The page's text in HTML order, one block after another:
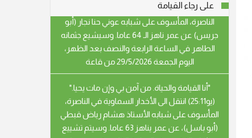
على رجاء القيامة
الطاهر في الساعة الرابعة والنصف بعد الظهر،
اليوم الجمعة 29/5/2026 من قاعة
"أنا القيامة والحياة. من آمن بي وإن مات يحيا."
(يو25:11) انتقل الى الأخدار السماوية في الناصرة،
المأسوف على شبابه الأستاذ هشام رياض قبطي
(أبو باسل)، عن عمر يناهز 63 عاما. وسيتم تشييع
جثمان الفقيد، عند الساعة الخامسة من مساء
اليوم الثلاثاء، من كنيسة الأقباط